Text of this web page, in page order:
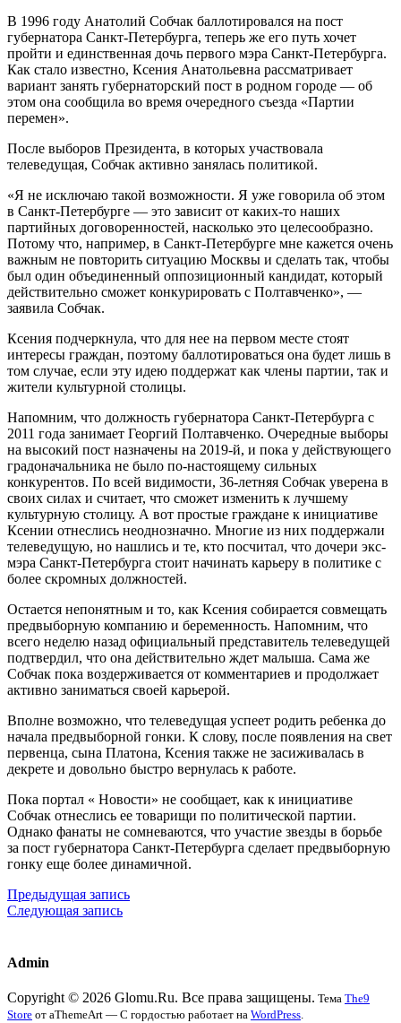
В 1996 году Анатолий Собчак баллотировался на пост
губернатора Санкт-Петербурга, теперь же его путь хочет
пройти и единственная дочь первого мэра Санкт-Петербурга.
Как стало известно, Ксения Анатольевна рассматривает
вариант занять губернаторский пост в родном городе — об
этом она сообщила во время очередного съезда «Партии
перемен».
После выборов Президента, в которых участвовала
телеведущая, Собчак активно занялась политикой.
«Я не исключаю такой возможности. Я уже говорила об этом
в Санкт-Петербурге — это зависит от каких-то наших
партийных договоренностей, насколько это целесообразно.
Потому что, например, в Санкт-Петербурге мне кажется очень
важным не повторить ситуацию Москвы и сделать так, чтобы
был один объединенный оппозиционный кандидат, который
действительно сможет конкурировать с Полтавченко», —
заявила Собчак.
Ксения подчеркнула, что для нее на первом месте стоят
интересы граждан, поэтому баллотироваться она будет лишь в
том случае, если эту идею поддержат как члены партии, так и
жители культурной столицы.
Напомним, что должность губернатора Санкт-Петербурга с
2011 года занимает Георгий Полтавченко. Очередные выборы
на высокий пост назначены на 2019-й, и пока у действующего
градоначальника не было по-настоящему сильных
конкурентов. По всей видимости, 36-летняя Собчак уверена в
своих силах и считает, что сможет изменить к лучшему
культурную столицу. А вот простые граждане к инициативе
Ксении отнеслись неоднозначно. Многие из них поддержали
телеведущую, но нашлись и те, кто посчитал, что дочери экс-
мэра Санкт-Петербурга стоит начинать карьеру в политике с
более скромных должностей.
Остается непонятным и то, как Ксения собирается совмещать
предвыборную компанию и беременность. Напомним, что
всего неделю назад официальный представитель телеведущей
подтвердил, что она действительно ждет малыша. Сама же
Собчак пока воздерживается от комментариев и продолжает
активно заниматься своей карьерой.
Вполне возможно, что телеведущая успеет родить ребенка до
начала предвыборной гонки. К слову, после появления на свет
первенца, сына Платона, Ксения также не засиживалась в
декрете и довольно быстро вернулась к работе.
Пока портал « Новости» не сообщает, как к инициативе
Собчак отнеслись ее товарищи по политической партии.
Однако фанаты не сомневаются, что участие звезды в борьбе
за пост губернатора Санкт-Петербурга сделает предвыборную
гонку еще более динамичной.
Предыдущая запись
Следующая запись
Admin
Copyright © 2026 Glomu.Ru. Все права защищены. Тема The9
Store от aThemeArt — С гордостью работает на WordPress